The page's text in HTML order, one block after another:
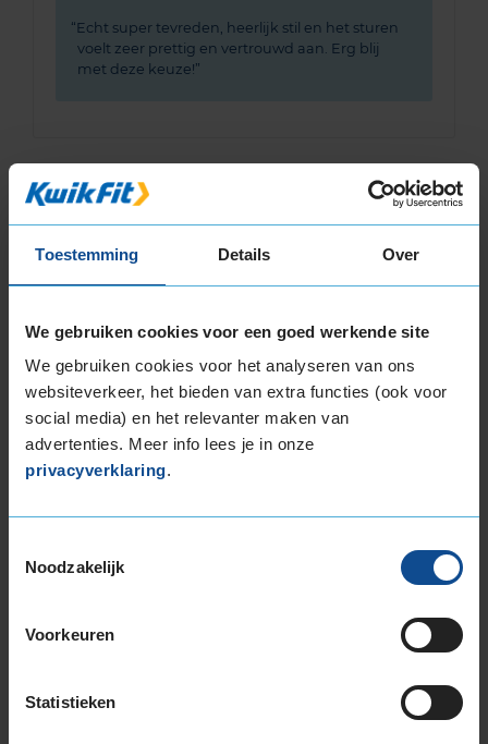
Toestemming Details Over
We gebruiken cookies voor een goed werkende site
We gebruiken cookies voor het analyseren van ons
websiteverkeer, het bieden van extra functies (ook voor
social media) en het relevanter maken van
advertenties. Meer info lees je in onze
privacyverklaring.
Noodzakelijk
Voorkeuren
Statistieken
Echt super tevreden, heerlijk stil en het sturen
voelt zeer prettig en vertrouwd aan. Erg blij
met deze keuze!
Bandenmontagepakketten
Montage Veilig & Zeker
Per band